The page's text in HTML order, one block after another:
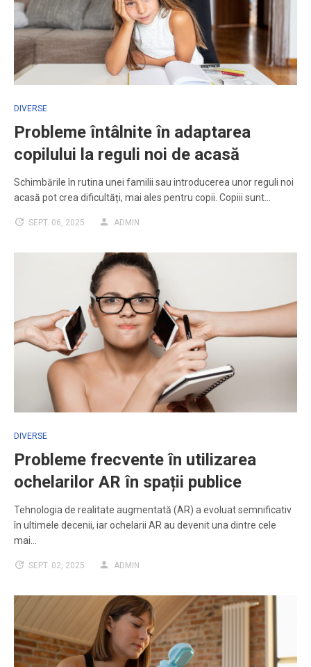
DIVERSE
Probleme întâlnite în adaptarea
copilului la reguli noi de acasă
Schimbările în rutina unei familii sau introducerea unor reguli noi
acasă pot crea dificultăți, mai ales pentru copii. Copiii sunt…
SEPT. 06, 2025 ADMIN
DIVERSE
Probleme frecvente în utilizarea
ochelarilor AR în spații publice
Tehnologia de realitate augmentată (AR) a evoluat semnificativ
în ultimele decenii, iar ochelarii AR au devenit una dintre cele
mai…
SEPT. 02, 2025 ADMIN